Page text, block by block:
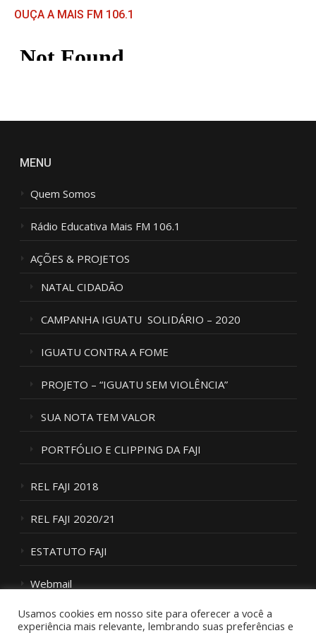
S
OUÇA A MAIS FM 106.1
MENU
Quem Somos
Rádio Educativa Mais FM 106.1
AÇÕES & PROJETOS
NATAL CIDADÃO
CAMPANHA IGUATU SOLIDÁRIO – 2020
IGUATU CONTRA A FOME
PROJETO – “IGUATU SEM VIOLÊNCIA”
SUA NOTA TEM VALOR
PORTFÓLIO E CLIPPING DA FAJI
REL FAJI 2018
REL FAJI 2020/21
ESTATUTO FAJI
Webmail
Fale Conosco
Usamos cookies em nosso site para oferecer a você a
experiência mais relevante, lembrando suas preferências e